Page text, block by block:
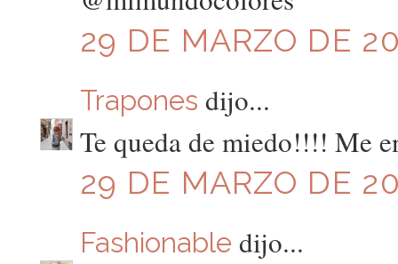
29 DE MARZO DE
Trapones dijo...
Te queda de miedo!!!! Me
29 DE MARZO DE
Fashionable dijo...